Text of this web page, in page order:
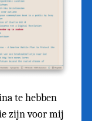
te hebben
zijn voor mij